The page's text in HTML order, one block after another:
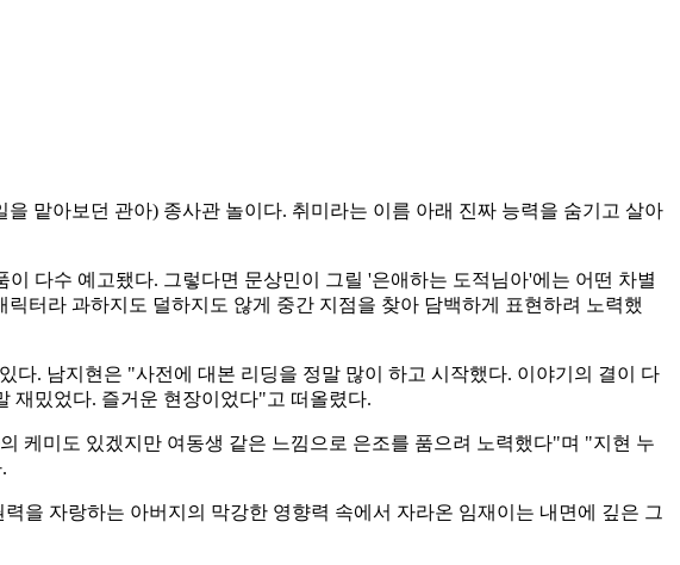
맡아보던 관아) 종사관 놀이다. 취미라는 이름 아래 진짜 능력을 숨기고 살아
다수 예고됐다. 그렇다면 문상민이 그릴 '은애하는 도적님아'에는 어떤 차별
터라 과하지도 덜하지도 않게 중간 지점을 찾아 담백하게 표현하려 노력했
. 남지현은 "사전에 대본 리딩을 정말 많이 하고 시작했다. 이야기의 결이 다
재밌었다. 즐거운 현장이었다"고 떠올렸다.
케미도 있겠지만 여동생 같은 느낌으로 은조를 품으려 노력했다"며 "지현 누
을 자랑하는 아버지의 막강한 영향력 속에서 자라온 임재이는 내면에 깊은 그